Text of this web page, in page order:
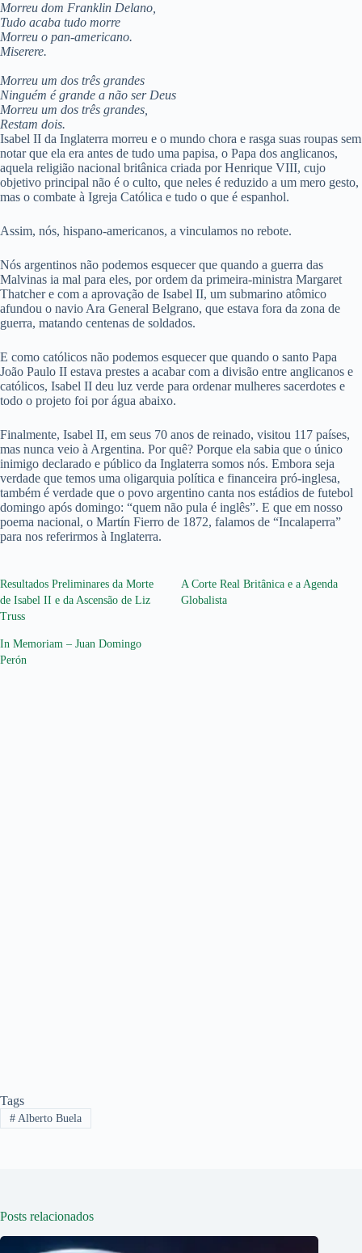
Morreu dom Franklin Delano,
Tudo acaba tudo morre
Morreu o pan-americano.
Miserere.
Morreu um dos três grandes
Ninguém é grande a não ser Deus
Morreu um dos três grandes,
Restam dois.
Isabel II da Inglaterra morreu e o mundo chora e rasga suas roupas sem
notar que ela era antes de tudo uma papisa, o Papa dos anglicanos,
aquela religião nacional britânica criada por Henrique VIII, cujo
objetivo principal não é o culto, que neles é reduzido a um mero gesto,
mas o combate à Igreja Católica e tudo o que é espanhol.
Assim, nós, hispano-americanos, a vinculamos no rebote.
Nós argentinos não podemos esquecer que quando a guerra das
Malvinas ia mal para eles, por ordem da primeira-ministra Margaret
Thatcher e com a aprovação de Isabel II, um submarino atômico
afundou o navio Ara General Belgrano, que estava fora da zona de
guerra, matando centenas de soldados.
E como católicos não podemos esquecer que quando o santo Papa
João Paulo II estava prestes a acabar com a divisão entre anglicanos e
católicos, Isabel II deu luz verde para ordenar mulheres sacerdotes e
todo o projeto foi por água abaixo.
Finalmente, Isabel II, em seus 70 anos de reinado, visitou 117 países,
mas nunca veio à Argentina. Por quê? Porque ela sabia que o único
inimigo declarado e público da Inglaterra somos nós. Embora seja
verdade que temos uma oligarquia política e financeira pró-inglesa,
também é verdade que o povo argentino canta nos estádios de futebol
domingo após domingo: “quem não pula é inglês”. E que em nosso
poema nacional, o Martín Fierro de 1872, falamos de “Incalaperra”
para nos referirmos à Inglaterra.
Resultados Preliminares da Morte
de Isabel II e da Ascensão de Liz
Truss
A Corte Real Britânica e a Agenda
Globalista
In Memoriam – Juan Domingo
Perón
Tags
#Alberto Buela
Posts relacionados